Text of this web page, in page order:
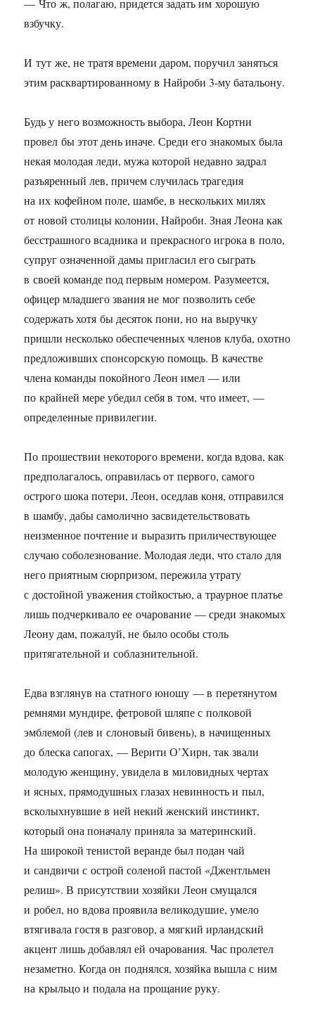
— Что ж, полагаю, придется задать им хорошую
взбучку.
И тут же, не тратя времени даром, поручил заняться
этим расквартированному в Найроби 3-мубатальону.
Будь у него возможность выбора, Леон Кортни
провел бы этот день иначе. Среди его знакомых была
некая молодая леди, мужа которой недавно задрал
разъяренный лев, причем случилась трагедия
на их кофейном поле, шамбе, в нескольких милях
от новой столицы колонии, Найроби. Зная Леона как
бесстрашного всадника и прекрасного игрока в поло,
супруг означенной дамы пригласил его сыграть
в своей команде под первым номером. Разумеется,
офицер младшего звания не мог позволить себе
содержать хотя бы десяток пони, но на выручку
пришли несколько обеспеченных членов клуба, охотно
предложивших спонсорскую помощь. В качестве
члена команды покойного Леон имел — или
по крайней мере убедил себя в том, что имеет, —
определенные привилегии.
По прошествии некоторого времени, когда вдова, как
предполагалось, оправилась от первого, самого
острого шока потери, Леон, оседлав коня, отправился
в шамбу, дабы самолично засвидетельствовать
неизменное почтение и выразить приличествующее
случаю соболезнование. Молодая леди, что стало для
него приятным сюрпризом, пережила утрату
с достойной уважения стойкостью, а траурное платье
лишь подчеркивало ее очарование — среди знакомых
Леону дам, пожалуй, не было особы столь
притягательной и соблазнительной.
Едва взглянув на статного юношу — в перетянутом
ремнями мундире, фетровой шляпе с полковой
эмблемой (лев и слоновый бивень), в начищенных
до блеска сапогах, — Верити О’Хирн, так звали
молодую женщину, увидела в миловидных чертах
и ясных, прямодушных глазах невинность и пыл,
всколыхнувшие в ней некий женский инстинкт,
который она поначалу приняла за материнский.
На широкой тенистой веранде был подан чай
и сандвичи с острой соленой пастой «Джентльмен
релиш». В присутствии хозяйки Леон смущался
и робел, но вдова проявила великодушие, умело
втягивала гостя в разговор, а мягкий ирландский
акцент лишь добавлял ей очарования. Час пролетел
незаметно. Когда он поднялся, хозяйка вышла с ним
на крыльцо и подала на прощание руку.